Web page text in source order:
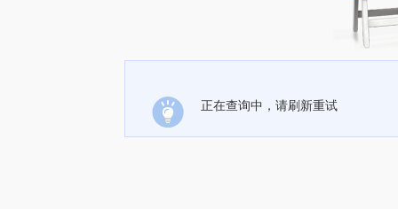
正在查询中，请刷新重试